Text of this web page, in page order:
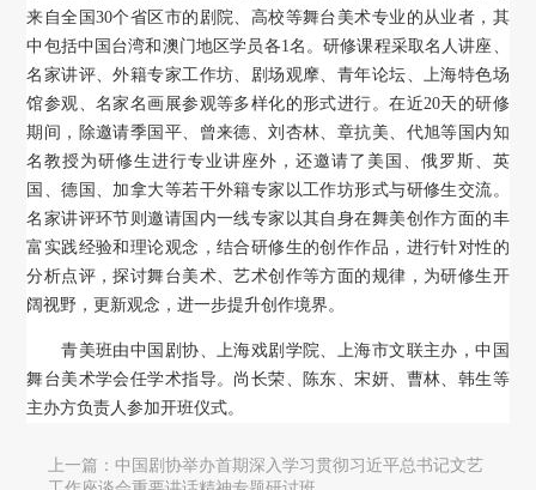
戏剧视频
大事记
来自全国30个省区市的剧院、高校等舞台美术专业的从业者，其
中包括中国台湾和澳门地区学员各1名。研修课程采取名人讲座、
名家讲评、外籍专家工作坊、剧场观摩、青年论坛、上海特色场
馆参观、名家名画展参观等多样化的形式进行。在近20天的研修
期间，除邀请季国平、曾来德、刘杏林、章抗美、代旭等国内知
名教授为研修生进行专业讲座外，还邀请了美国、俄罗斯、英
国、德国、加拿大等若干外籍专家以工作坊形式与研修生交流。
名家讲评环节则邀请国内一线专家以其自身在舞美创作方面的丰
富实践经验和理论观念，结合研修生的创作作品，进行针对性的
分析点评，探讨舞台美术、艺术创作等方面的规律，为研修生开
阔视野，更新观念，进一步提升创作境界。
青美班由中国剧协、上海戏剧学院、上海市文联主办，中国
舞台美术学会任学术指导。尚长荣、陈东、宋妍、曹林、韩生等
主办方负责人参加开班仪式。
上一篇： 中国剧协举办首期深入学习贯彻习近平总书记文艺